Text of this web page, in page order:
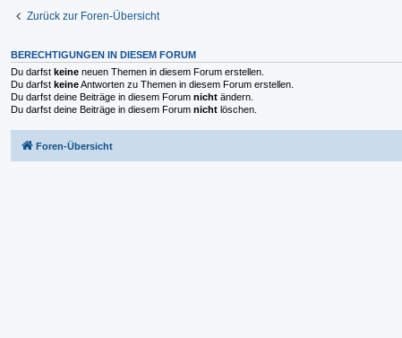
Zurück zur Foren-Übersicht
BERECHTIGUNGEN IN DIESEM FORUM
Du darfst keine neuen Themen in diesem Forum erstellen.
Du darfst keineAntworten zu Themen in diesem Forum erstellen.
Du darfst deine Beiträge in diesem Forum nicht ändern.
Du darfst deine Beiträge in diesem Forum nicht löschen.
Foren-Übersicht